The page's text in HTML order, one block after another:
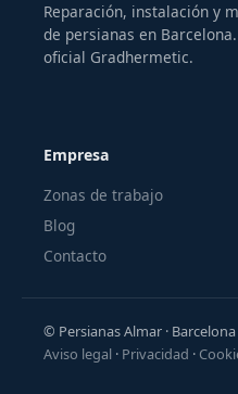
Reparación, instalación y
de persianas en
oficial Gradhermetic.
Empresa
Zonas de trabajo
Blog
Contacto
© Persianas Almar · Barcelona
Aviso legal · Privacidad ·